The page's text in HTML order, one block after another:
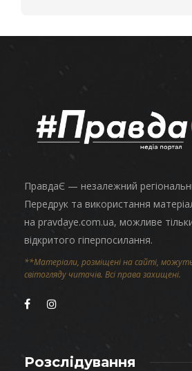
ПравдаЄ — незалежний
Передрук та використання
на pravdaye.com.ua, можливе
відкритого гіперпосилання.
**Матеріали, розміщені на сайті,
світогляду читачів. Всі права захищені.
Розслідування